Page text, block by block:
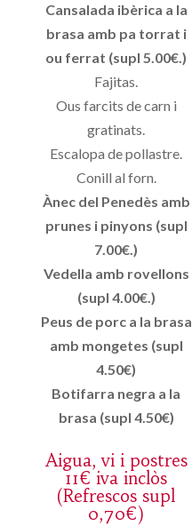
Cansalada ibèrica a la
brasa amb pa torrat i
ou ferrat (supl 5.00€.)
Fajitas.
Ous farcits de carn i
gratinats.
Escalopa de pollastre.
Conill al forn.
Ànec del Penedès amb
prunes i pinyons (supl
7.00€.)
Vedella amb rovellons
(supl 4.00€.)
Peus de porc a la brasa
amb mongetes (supl
4.50€)
Botifarra negra a la
brasa (supl 4.50€)
Aigua, vi i postres
11€ iva inclòs
(Refrescos supl
0,70€)